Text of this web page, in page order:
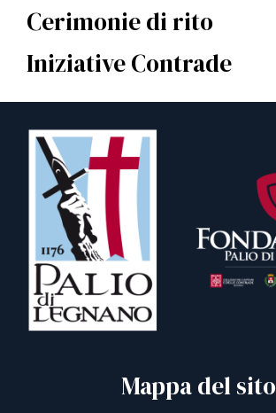
Cerimonie di rito
Iniziative Contrade
Mappa del sito